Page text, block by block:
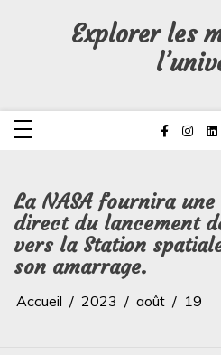
Explorer les
La NASA fournira
direct du lancement
vers la Station
son amarrage.
Accueil 2023 août 19